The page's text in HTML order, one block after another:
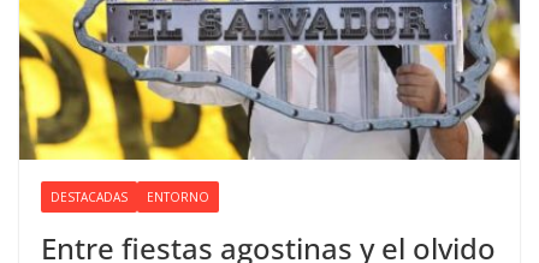
DESTACADAS ENTORNO
Entre fiestas agostinas y el olvido